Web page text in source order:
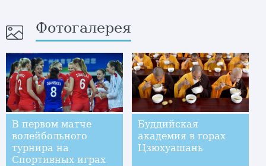
Фотогалерея
В первом матче
волейбольного
турнира на
Спортивных играх
Буддийская
академия в горах
Цзюхуашань